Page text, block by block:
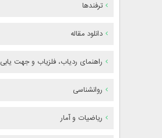
ترفندها
دانلود مقاله
راهنمای ردیاب، فلزیاب و جهت یابی
روانشناسی
ریاضیات و آمار